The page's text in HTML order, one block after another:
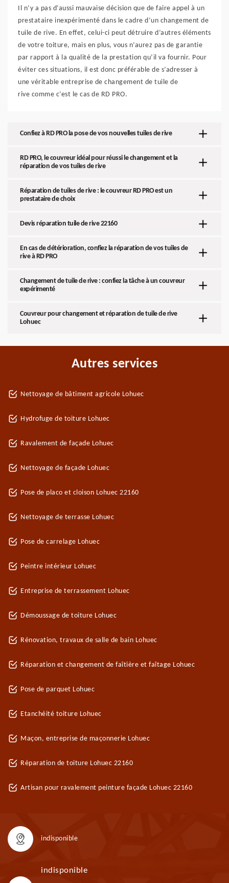
Il n’y a pas d’aussi mauvaise décision que de faire appel à un
prestataire inexpérimenté dans le cadre d’un changement de
tuile de rive. En effet, celui-ci peut détruire d’autres éléments
de votre toiture, mais en plus, vous n’aurez pas de garantie
par rapport à la qualité de la prestation qu’il va fournir. Pour
éviter ces situations, il est donc préférable de s’adresser à
une véritable entreprise de changement de tuile de
rive comme c’est le cas de RD PRO.
Confiez à RD PRO la pose de vos nouvelles tuiles de rive
RD PRO, le couvreur idéal pour réussi le changement et la
réparation de vos tuiles de rive
Réparation de tuiles de rive : le couvreur RD PRO est un
prestataire de choix
Devis réparation tuile de rive 22160
En cas de détérioration, confiez la réparation de vos tuiles de
rive à RD PRO
Changement de tuile de rive : confiez la tâche à un couvreur
expérimenté
Couvreur pour changement et réparation de tuile de rive
Lohuec
Autres services
Nettoyage de bâtiment agricole Lohuec
Hydrofuge de toiture Lohuec
Ravalement de façade Lohuec
Nettoyage de façade Lohuec
Pose de placo et cloison Lohuec 22160
Nettoyage de terrasse Lohuec
Pose de carrelage Lohuec
Peintre intérieur Lohuec
Entreprise de terrassement Lohuec
Démoussage de toiture Lohuec
Rénovation, travaux de salle de bain Lohuec
Réparation et changement de faîtière et faîtage Lohuec
Pose de parquet Lohuec
Etanchéité toiture Lohuec
Maçon, entreprise de maçonnerie Lohuec
Réparation de toiture Lohuec 22160
Artisan pour ravalement peinture façade Lohuec 22160
indisponible
indisponible